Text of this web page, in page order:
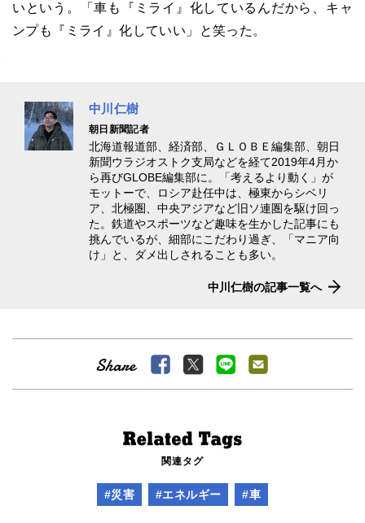
いという。「車も『ミライ』化しているんだから、キャ
ンプも『ミライ』化していい」と笑った。
中川仁樹
朝日新聞記者
北海道報道部、経済部、ＧＬＯＢＥ編集部、朝日
新聞ウラジオストク支局などを経て2019年4月か
ら再びGLOBE編集部に。「考えるより動く」が
モットーで、ロシア赴任中は、極東からシベリ
ア、北極圏、中央アジアなど旧ソ連圏を駆け回っ
た。鉄道やスポーツなど趣味を生かした記事にも
挑んでいるが、細部にこだわり過ぎ、「マニア向
け」と、ダメ出しされることも多い。
中川仁樹の記事一覧へ
関連タグ
#災害 #エネルギー #車